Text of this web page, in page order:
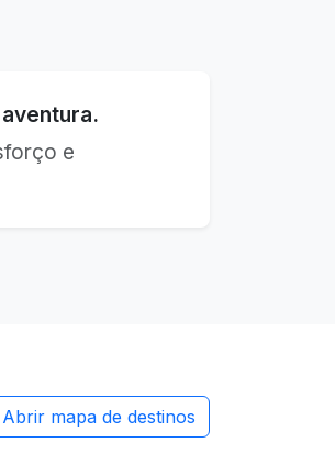
e
Abrir mapa de destinos